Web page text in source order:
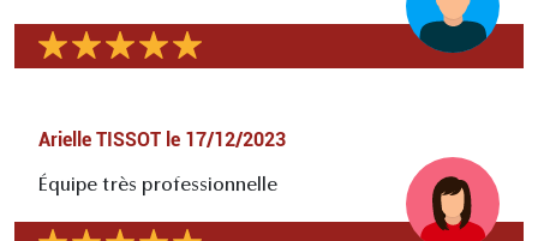
Arielle TISSOT le 17/12/2023
Équipe très professionnelle